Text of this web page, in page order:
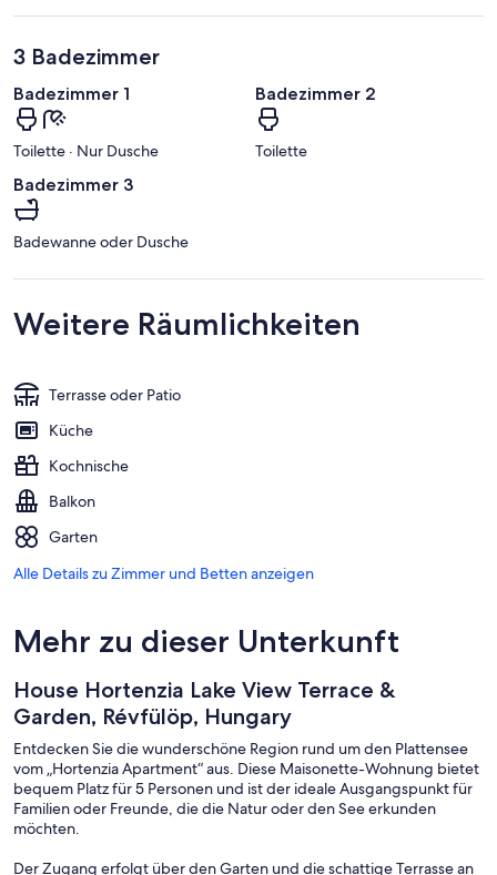
3 Badezimmer
Badezimmer 1
Toilette · Nur Dusche
Badezimmer 2
Toilette
Badezimmer 3
Badewanne oder Dusche
Weitere Räumlichkeiten
Terrasse oder Patio
Küche
Kochnische
Balkon
Garten
Alle Details zu Zimmer und Betten anzeigen
Mehr zu dieser Unterkunft
House Hortenzia Lake View Terrace &
Garden, Révfülöp, Hungary
Entdecken Sie die wunderschöne Region rund um den Plattensee
vom „Hortenzia Apartment“ aus. Diese Maisonette-Wohnung bietet
bequem Platz für 5 Personen und ist der ideale Ausgangspunkt für
Familien oder Freunde, die die Natur oder den See erkunden
möchten.
Der Zugang erfolgt über den Garten und die schattige Terrasse an